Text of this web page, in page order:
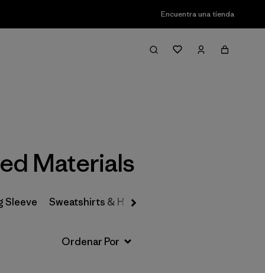
Encuentra una tienda
Filter & Sort
Materials
Sleeve Sweatshirts & Hoodies